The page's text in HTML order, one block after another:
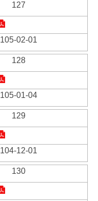
127
105-02-01
128
105-01-04
129
104-12-01
130